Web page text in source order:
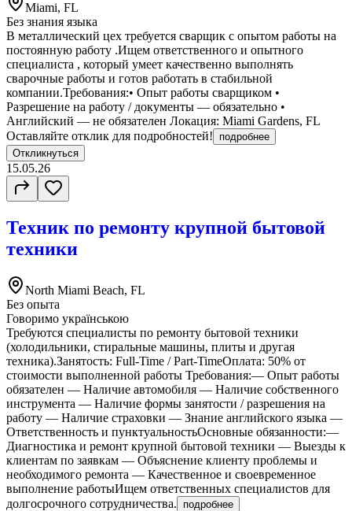
Miami, FL
Без знания языка
В металлический цех требуется сварщик с опытом работы на
постоянную работу .Ищем ответственного и опытного
специалиста , который умеет качественно выполнять
сварочные работы и готов работать в стабильной
компании.Требования:• Опыт работы сварщиком •
Разрешение на работу / документы — обязательно •
Английский — не обязателен Локация: Miami Gardens, FL
Оставляйте отклик для подробностей!
подробнее
Откликнуться
15.05.26
Техник по ремонту крупной бытовой
техники
North Miami Beach, FL
Без опыта
Говоримо українською
Требуются специалисты по ремонту бытовой техники
(холодильники, стиральные машины, плиты и другая
техника).Занятость: Full-Time / Part-TimeОплата: 50% от
стоимости выполненной работы Требования:— Опыт работы
обязателен — Наличие автомобиля — Наличие собственного
инструмента — Наличие формы занятости / разрешения на
работу — Наличие страховки — Знание английского языка —
Ответственность и пунктуальностьОсновные обязанности:—
Диагностика и ремонт крупной бытовой техники — Выезды к
клиентам по заявкам — Объяснение клиенту проблемы и
необходимого ремонта — Качественное и своевременное
выполнение работыИщем ответственных специалистов для
долгосрочного сотрудничества.
подробнее